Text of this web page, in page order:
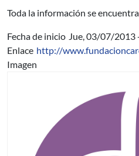
Toda la información se
Fecha de inicio Jue, 03/07/2013
Enlace http://
Imagen